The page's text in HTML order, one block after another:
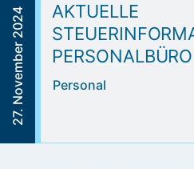
27. November 2024
AKTUELLE
Personal